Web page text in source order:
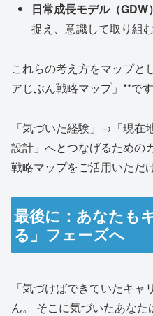
日常成長モデル（GDW）
捉え、意識して取り組
これらの考え方をマップと
アじぶん戦略マップ」**です
「気づいた経験」→「現
設計」へとつなげるための
戦略マップをご活用いただ
最後に：あなたも
る」フェーズへ
「気づけばできていたキ
ん。 そこに気づいたあな